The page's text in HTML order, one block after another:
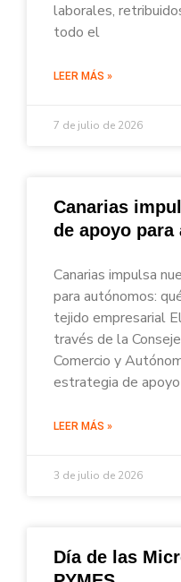
laborales,
todo el
LEER MÁS »
7 de julio de 2026
Canarias
de apoyo para
Canarias impulsa
para autónomos:
tejido empresarial
través de la
Comercio y
estrategia de
LEER MÁS »
3 de julio de 2026
Día de las